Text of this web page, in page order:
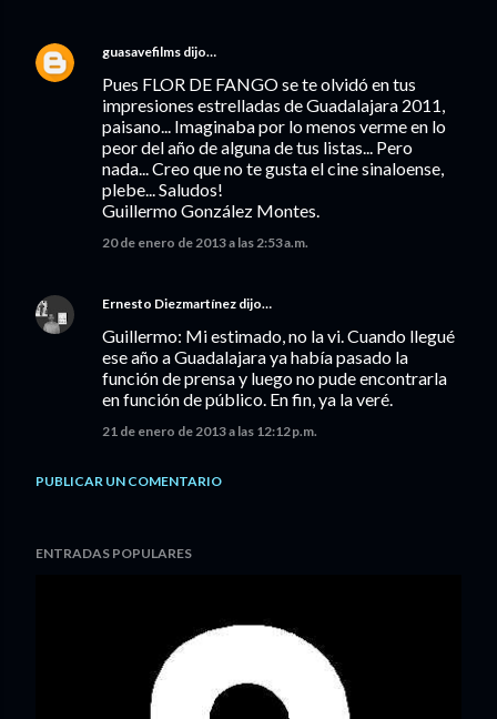
guasavefilms dijo…
Pues FLOR DE FANGO se te olvidó en tus
impresiones estrelladas de Guadalajara 2011,
paisano... Imaginaba por lo menos verme en lo
peor del año de alguna de tus listas... Pero
nada... Creo que no te gusta el cine sinaloense,
plebe... Saludos!
Guillermo González Montes.
20 de enero de 2013 a las 2:53 a.m.
Ernesto Diezmartínez dijo…
Guillermo: Mi estimado, no la vi. Cuando llegué
ese año a Guadalajara ya había pasado la
función de prensa y luego no pude encontrarla
en función de público. En fin, ya la veré.
21 de enero de 2013 a las 12:12 p.m.
PUBLICAR UN COMENTARIO
ENTRADAS POPULARES